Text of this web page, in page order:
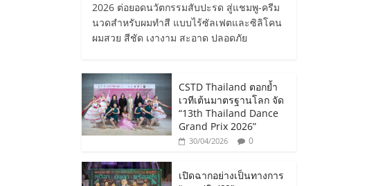
2026 ต่อยอดนวัตกรรมสับปะรด สู่แชมพู-ครีม
นวดสำหรับผมทำสี แบบไร้ซัลเฟตและซิลิโคน
ผมสวย สีชัด เงางาม สะอาด ปลอดภัย
CSTD Thailand ตอกย้ำ
เวทีเต้นมาตรฐานโลก จัด
“13th Thailand Dance
Grand Prix 2026”
30/04/2026 0
เปิดฉากอย่างเป็นทางการ